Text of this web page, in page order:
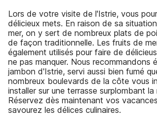
Lors de votre visite de l'Istrie, vous
délicieux mets. En raison de sa
mer, on y sert de nombreux plats de
de façon traditionnelle. Les fruits de
également utilisés pour faire de
ne pas manquer. Nous recommandons
jambon d'Istrie, servi aussi bien fumé
nombreux boulevards de la côte vous
installer sur une terrasse surplombant la
Réservez dès maintenant vos
savourez les délices culinaires.